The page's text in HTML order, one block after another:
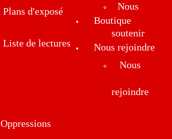
Plans d'exposé
Liste de lectures
Nous
soutenir
Nous
rejoindre
Oppressions
Boutique
Nous rejoindre